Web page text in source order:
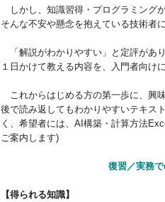
しかし、知識習得・プログラミング
そんな不安や懸念を抱えている技術者
「解説がわかりやすい」と定評があ
１日かけて教える内容を、入門者向け
これからはじめる方の第一歩に、興
後で読み返してもわかりやすいテキス
く、希望者には、AI構築・計算方法
ご案内します)
復習／実務で
【得られる知識】